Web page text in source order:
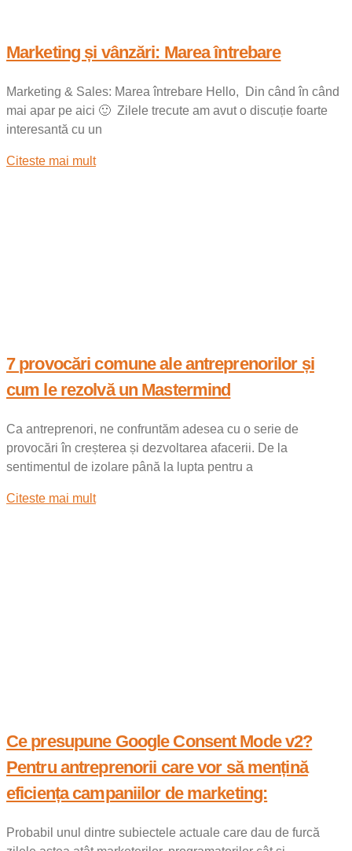
Marketing și vânzări: Marea întrebare
Marketing & Sales: Marea întrebare Hello, Din când în când
mai apar pe aici 🙂 Zilele trecute am avut o discuție foarte
interesantă cu un
Citeste mai mult
7 provocări comune ale antreprenorilor și
cum le rezolvă un Mastermind
Ca antreprenori, ne confruntăm adesea cu o serie de
provocări în creșterea și dezvoltarea afacerii. De la
sentimentul de izolare până la lupta pentru a
Citeste mai mult
Ce presupune Google Consent Mode v2?
Pentru antreprenorii care vor să mențină
eficiența campaniilor de marketing:
Probabil unul dintre subiectele actuale care dau de furcă